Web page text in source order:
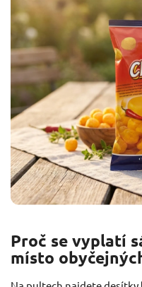
Proč se vyplatí
místo